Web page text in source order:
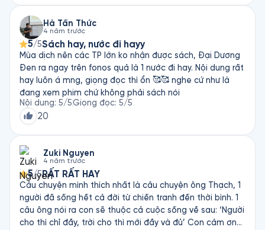
thấy được rằng nếu không cởi mở đón nhận những sự
khác biệt, chúng ta - xã hội này, sẽ đánh mất rất nhiều!
Mà cũng thật lạ, mỗi con người có ai giống ai nhau đâu,
tại sao chúng ta lại gặp khó khăn với việc chấp nhận sự
khác biệt nhỉ?
Hà Tấn Thức
4 năm trước
5/5Sách hay, nước đi hayy
Mùa dịch nên các TP lớn ko nhận được sách, Đại Dương
Đen ra ngay trên fonos quả là 1 nước đi hay. Nội dung rất
hay luôn á mng, giọng đọc thì ổn 🥰🥰 nghe cứ như là
đang xem phim chứ không phải sách nói
Nội dung: 5/5Giọng đọc: 5/5
20
Zuki Nguyen
4 năm trước
5/5RẤT RẤT HAY
Câu chuyện mình thích nhất là câu chuyện ông Thạch, 1
người đã sống hết cả đời từ chiến tranh đến thời bình. 1
câu ông nói ra con sẽ thuộc cả cuộc sống về sau: ‘Người
cho thì chỉ đầy, trời cho thì mới đầy và đủ’ Con cảm ơn